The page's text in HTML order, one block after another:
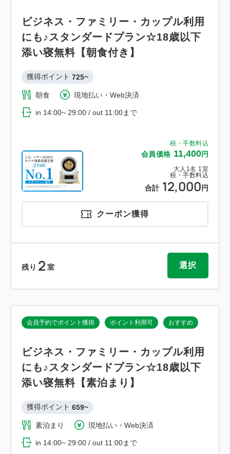
税・手数料込
会員価格 11,400円
大人 1 名 1 室
税・手数料込
合計 12,000 円
ビジネス・ファミリー・カップル利用
にも♪スタンダードプラン☆18歳以下
添い寝無料【朝食付き】
獲得ポイント 725~
朝食 現地払い・Web決済
in 14:00~ 29:00 / out 11:00まで
クーポン獲得
残り 2 室 選択
会員予約でポイント獲得 ポイント利用可 おすすめ
ビジネス・ファミリー・カップル利用
にも♪スタンダードプラン☆18歳以下
添い寝無料【素泊まり】
獲得ポイント 659~
素泊まり 現地払い・Web決済
in 14:00~ 29:00 / out 11:00まで